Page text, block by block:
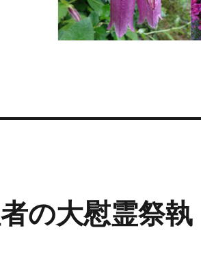
の大慰霊祭執